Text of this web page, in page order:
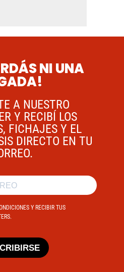
NI UNA
A NUESTRO
Y RECIBÍ LOS
FICHAJES Y EL
DIRECTO EN TU
Y RECIBIR TUS